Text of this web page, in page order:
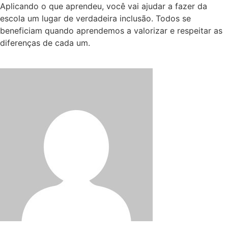
Aplicando o que aprendeu, você vai ajudar a fazer da
escola um lugar de verdadeira inclusão. Todos se
beneficiam quando aprendemos a valorizar e respeitar as
diferenças de cada um.